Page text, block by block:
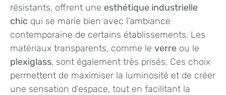
résistants, offrent une esthétique industrielle
chic qui se marie bien avec l’ambiance
contemporaine de certains établissements. Les
matériaux transparents, comme le verre ou le
plexiglass, sont également très prisés. Ces choix
permettent de maximiser la luminosité et de créer
une sensation d’espace, tout en facilitant la